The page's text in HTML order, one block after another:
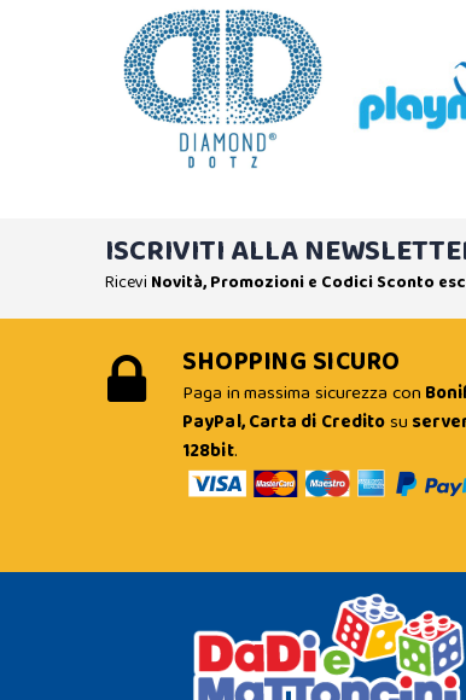
ISCRIVITI ALLA
Ricevi Novità, Promozioni e Codici Sconto
SHOPPING SICURO
Paga in massima sicurezza con
PayPal, Carta di Creditosu
128bit.